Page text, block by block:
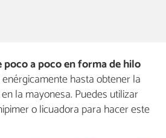
poco a poco en forma de hilo
enérgicamente hasta obtener la
la mayonesa. Puedes utilizar
o licuadora para hacer este